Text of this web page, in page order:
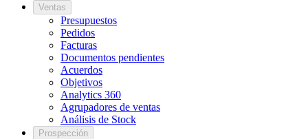
Ventas
Presupuestos
Pedidos
Facturas
Documentos pendientes
Acuerdos
Objetivos
Analytics 360
Agrupadores de ventas
Análisis de Stock
Prospección